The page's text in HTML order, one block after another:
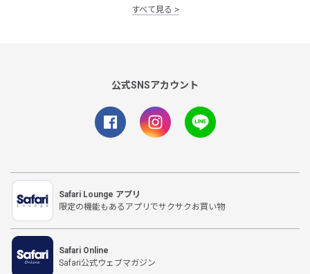
すべて見る
公式SNSアカウント
Safari Lounge アプリ
限定の機能もあるアプリでサクサクお買い物
Safari Online
Safari公式ウェブマガジン